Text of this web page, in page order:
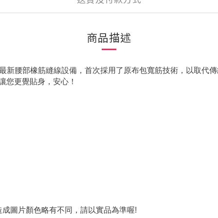
商品描述
腰部橡筋縫線設備，首次採用了原布包寬筋技術，以取代傳
您更覺貼身，安心！
圖片顏色略有不同，請以實品為準喔!